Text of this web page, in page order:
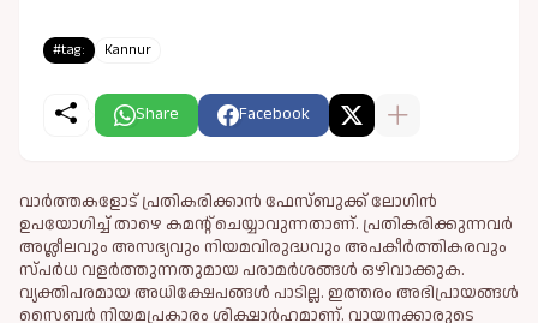
#tag: Kannur
Share Facebook
വാർത്തകളോട് പ്രതികരിക്കാൻ ഫേസ്ബുക്ക് ലോഗിൻ
ഉപയോഗിച്ച് താഴെ കമന്റ് ചെയ്യാവുന്നതാണ്. പ്രതികരിക്കുന്നവര്‍
അശ്ലീലവും അസഭ്യവും നിയമവിരുദ്ധവും അപകീര്‍ത്തികരവും
സ്പര്‍ധ വളര്‍ത്തുന്നതുമായ പരാമര്‍ശങ്ങള്‍ ഒഴിവാക്കുക.
വ്യക്തിപരമായ അധിക്ഷേപങ്ങള്‍ പാടില്ല. ഇത്തരം അഭിപ്രായങ്ങള്‍
സൈബര്‍ നിയമപ്രകാരം ശിക്ഷാര്‍ഹമാണ്. വായനക്കാരുടെ